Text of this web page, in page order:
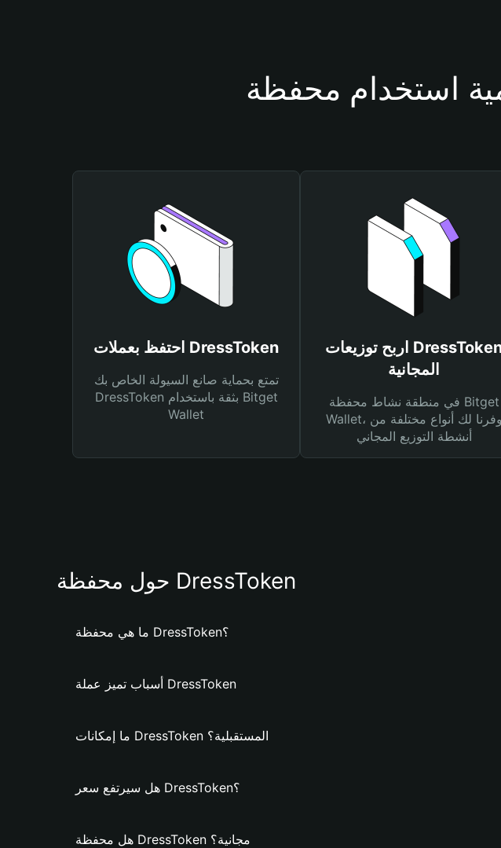
احتفظ بعملات DressToken
تمتع بحماية صانع السيولة الخاص بك
DressToken بثقة باستخدام Bitget
Wallet
اربح توزيعات DressToken
المجانية
في منطقة نشاط محفظة Bitget
Wallet، وفرنا لك أنواع مختلفة من
أنشطة التوزيع المجاني
حول محفظة DressToken
ما هي محفظة DressToken؟
أسباب تميز عملة DressToken
ما إمكانات DressToken المستقبلية؟
هل سيرتفع سعر DressToken؟
هل محفظة DressToken مجانية؟